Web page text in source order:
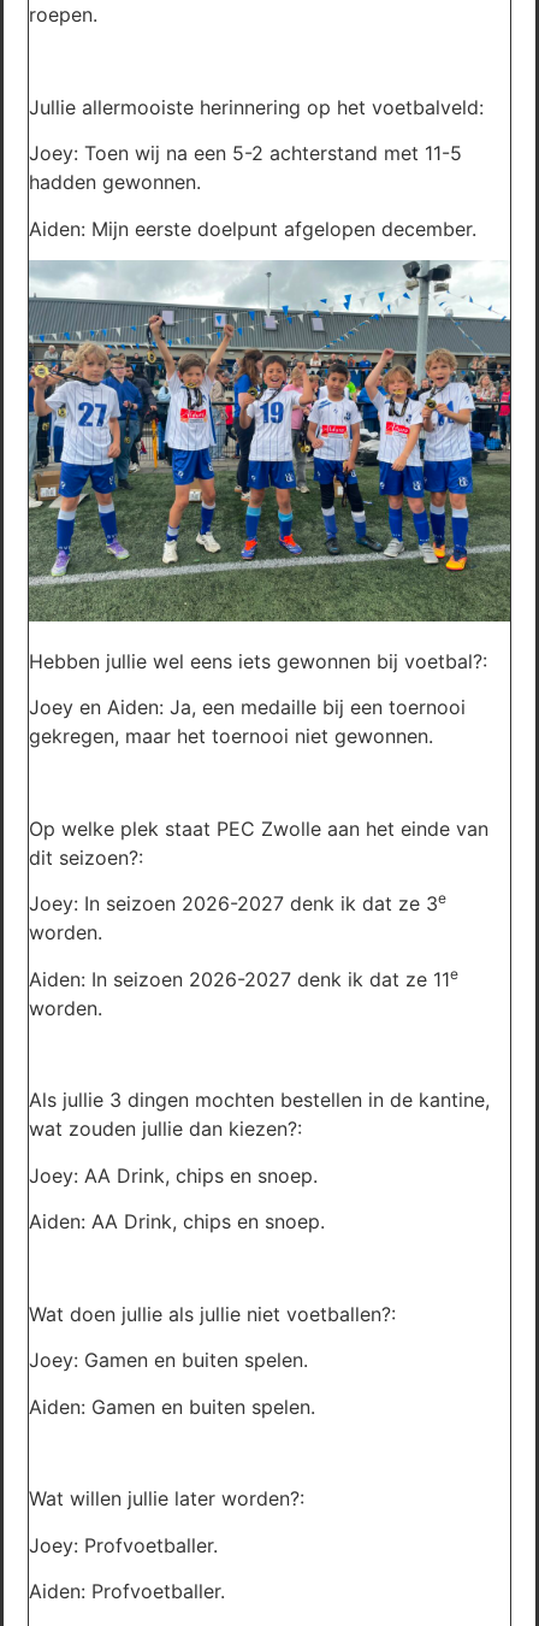
roepen.
Jullie allermooiste herinnering op het voetbalveld:
Joey: Toen wij na een 5-2 achterstand met 11-5
hadden gewonnen.
Aiden: Mijn eerste doelpunt afgelopen december.
Hebben jullie wel eens iets gewonnen bij voetbal?:
Joey en Aiden: Ja, een medaille bij een toernooi
gekregen, maar het toernooi niet gewonnen.
Op welke plek staat PEC Zwolle aan het einde van
dit seizoen?:
Joey: In seizoen 2026-2027 denk ik dat ze 3e
worden.
Aiden: In seizoen 2026-2027 denk ik dat ze 11e
worden.
Als jullie 3 dingen mochten bestellen in de kantine,
wat zouden jullie dan kiezen?:
Joey: AA Drink, chips en snoep.
Aiden: AA Drink, chips en snoep.
Wat doen jullie als jullie niet voetballen?:
Joey: Gamen en buiten spelen.
Aiden: Gamen en buiten spelen.
Wat willen jullie later worden?:
Joey: Profvoetballer.
Aiden: Profvoetballer.